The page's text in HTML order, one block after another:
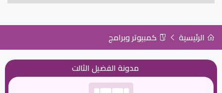
الرئيسية كمبيوتر وبرامج
مدونة الفضيل الثالت